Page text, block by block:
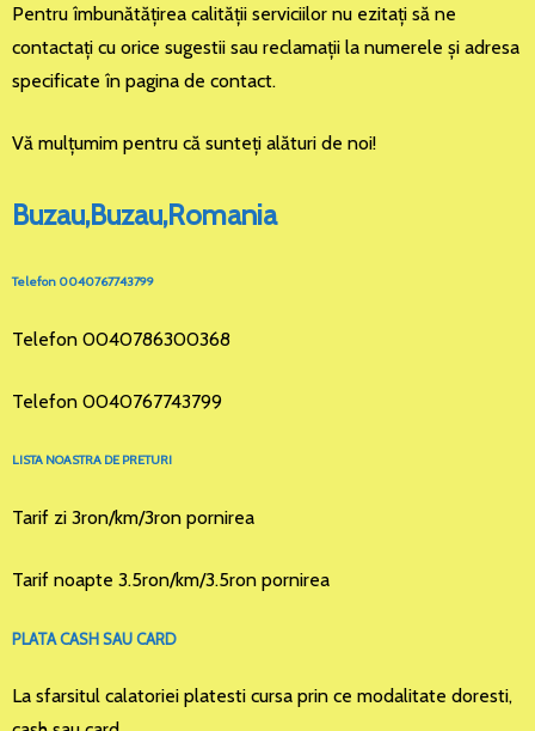
Pentru îmbunătăţirea calităţii serviciilor nu ezitaţi să ne
contactaţi cu orice sugestii sau reclamaţii la numerele şi adresa
specificate în pagina de contact.
Vă mulţumim pentru că sunteţi alături de noi!
Buzau,Buzau,Romania
Telefon 0040767743799
Telefon 0040786300368
Telefon 0040767743799
LISTA NOASTRA DE PRETURI
Tarif zi 3ron/km/3ron pornirea
Tarif noapte 3.5ron/km/3.5ron pornirea
PLATA CASH SAU CARD
La sfarsitul calatoriei platesti cursa prin ce modalitate doresti,